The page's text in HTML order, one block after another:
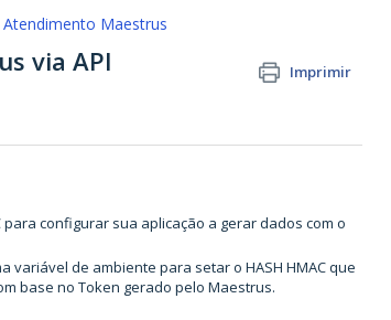
Maestrus
via API Imprimir
configurar sua aplicação a gerar dados com o
de ambiente para setar o HASH HMAC que
base no Token gerado pelo Maestrus.